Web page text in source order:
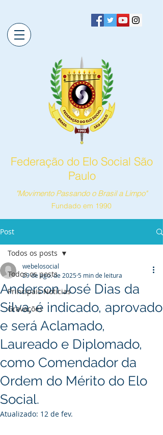
Federação do Elo Social São
Paulo
"Movimento Passando o Brasil a Limpo"
Fundado em 1990
Post
Todos os posts
Principais Notícias
Gravações
Todos os posts
Anderson José Dias da
Silva, é indicado, aprovado
e será Aclamado,
Laureado e Diplomado,
como Comendador da
Ordem do Mérito do Elo
Social.
webelosocial
29 de ago. de 20255 min de leitura
Atualizado: 12 de fev.